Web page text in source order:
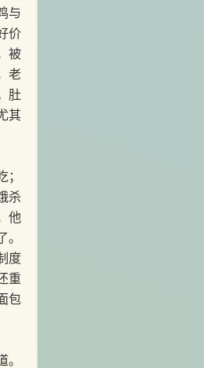
与
价
被
老
肚
其
杀
他
度
重
包